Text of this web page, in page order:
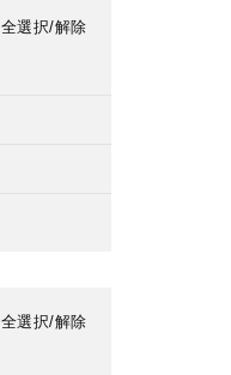
全選択/解除
全選択/解除